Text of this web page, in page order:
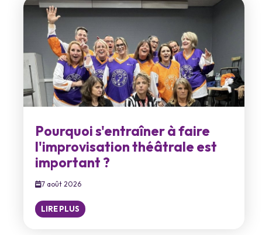
Pourquoi s'entraîner à faire
l'improvisation théâtrale est
important ?
7 août 2026
LIRE PLUS